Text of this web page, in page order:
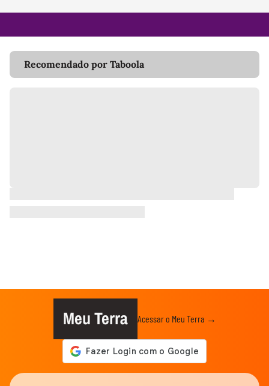
Recomendado por Taboola
Meu Terra Acessar o Meu Terra →